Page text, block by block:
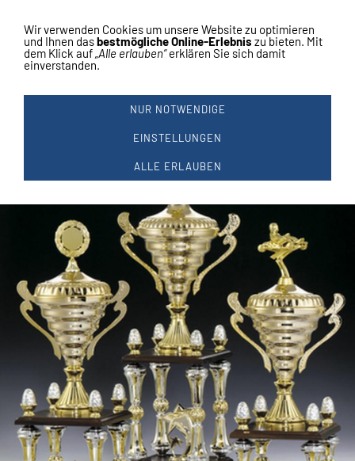
09726/3444
Renate Zeitner, 97464
Oberwerrn
Wir verwenden Cookies um unsere Website zu optimieren
und Ihnen dasbestmögliche Online-Erlebnis zu bieten. Mit
dem Klick auf„Alle erlauben“erklären Sie sich damit
einverstanden.
NUR NOTWENDIGE
EINSTELLUNGEN
ALLE ERLAUBEN